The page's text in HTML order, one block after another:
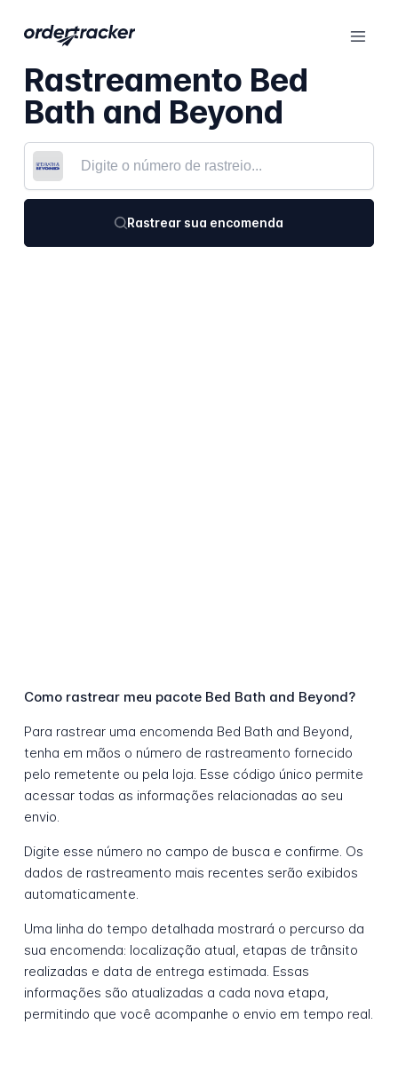
Rastreamento Bed
Bath and Beyond
Rastrear sua encomenda
Como rastrear meu pacote Bed Bath and Beyond?
Para rastrear uma encomenda Bed Bath and Beyond,
tenha em mãos o número de rastreamento fornecido
pelo remetente ou pela loja. Esse código único permite
acessar todas as informações relacionadas ao seu
envio.
Digite esse número no campo de busca e confirme. Os
dados de rastreamento mais recentes serão exibidos
automaticamente.
Uma linha do tempo detalhada mostrará o percurso da
sua encomenda: localização atual, etapas de trânsito
realizadas e data de entrega estimada. Essas
informações são atualizadas a cada nova etapa,
permitindo que você acompanhe o envio em tempo real.